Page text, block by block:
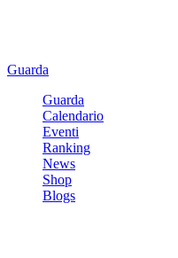
Guarda
Guarda
Calendario
Eventi
Ranking
News
Shop
Blogs